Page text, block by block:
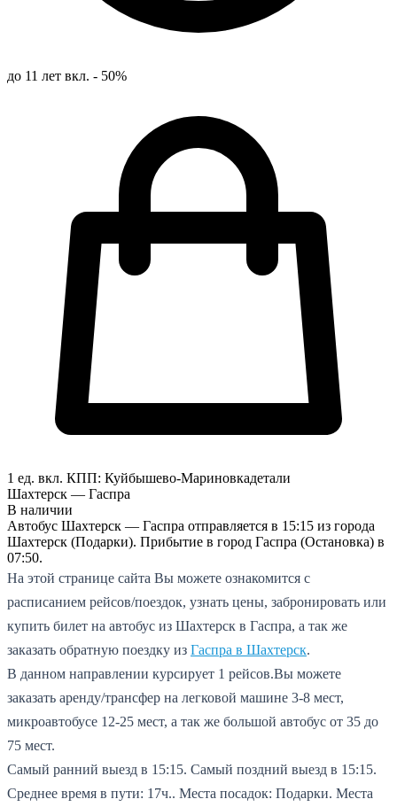
до 11 лет вкл. - 50%
1 ед. вкл. КПП: Куйбышево-Мариновкадетали
Шахтерск — Гаспра
В наличии
Автобус Шахтерск — Гаспра отправляется в 15:15 из города
Шахтерск (Подарки). Прибытие в город Гаспра (Остановка) в
07:50.
На этой странице сайта Вы можете ознакомится с
расписанием рейсов/поездок, узнать цены, забронировать или
купить билет на автобус из Шахтерск в Гаспра, а так же
заказать обратную поездку из Гаспра в Шахтерск.
В данном направлении курсирует 1 рейсов.Вы можете
заказать аренду/трансфер на легковой машине 3-8 мест,
микроавтобусе 12-25 мест, а так же большой автобус от 35 до
75 мест.
Самый ранний выезд в 15:15. Самый поздний выезд в 15:15.
Среднее время в пути: 17ч.. Места посадок: Подарки. Места